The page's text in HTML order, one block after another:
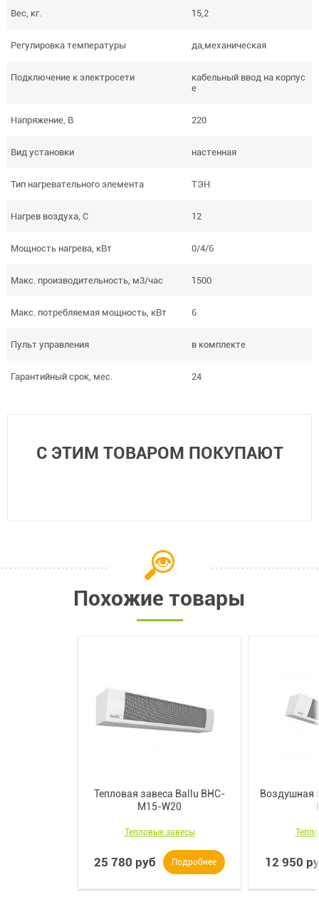
Вес, кг. 15,2
Регулировка температуры да,механическая
Подключение к электросети
кабельный ввод на корпус
е
Напряжение, В 220
Вид установки настенная
Тип нагревательного элемента ТЭН
Нагрев воздуха, С 12
Мощность нагрева, кВт 0/4/6
Макс. производительность, м3/час 1500
Макс. потребляемая мощность, кВт 6
Пульт управления в комплекте
Гарантийный срок, мес. 24
С ЭТИМ ТОВАРОМ ПОКУПАЮТ
Похожие товары
Тепловая завеса Ballu BHC-
M15-W20
Тепловые завесы
25 780 руб Подробнее
Воздушная
12 950